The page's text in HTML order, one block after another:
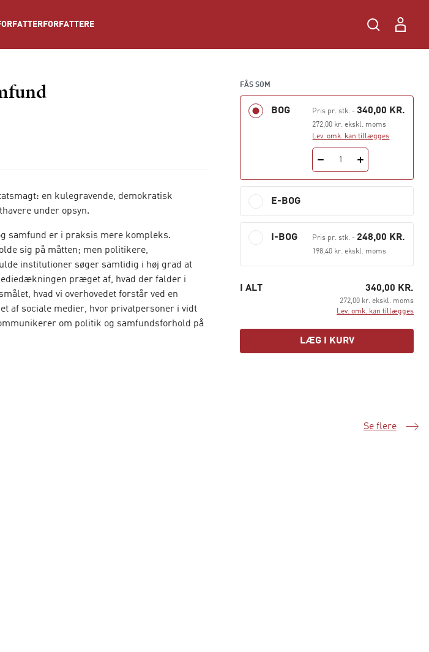
FORFATTERE
en kulegravende, demo­kratisk
under opsyn.
samfund er i praksis mere kompleks.
sig på måtten; men politikere,
institutioner søger samtidig i høj grad at
præget af, hvad der falder i
hvad vi overhovedet forstår ved en
af sociale medier, hvor privatpersoner i vidt
om politik og samfundsfor­hold på
FÅS SOM
BOG Pris pr. stk. -340,00 KR.
272,00 kr. ekskl. moms
Lev. omk. kan tillægges
1
E-BOG
I-BOG Pris pr. stk. - 248,00 KR.
198,40 kr. ekskl. moms
I ALT 340,00 KR.
272,00 kr. ekskl. moms
Lev. omk. kan tillægges
LÆG I KURV
Se flere
Samme serie